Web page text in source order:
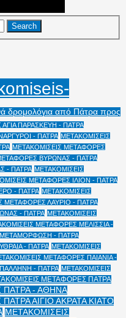
δρομολόγια από Πάτρα προς
ΠΑΡΑΣΚΕΥΗ - ΠΑΤΡΑ
- ΠΑΤΡΑ ΜΕΤΑΚΟΜΙΣΕΙΣ
ΜΕΤΑΚΟΜΙΣΕΙΣ ΜΕΤΑΦΟΡΕΣ
ΒΥΡΩΝΑΣ - ΠΑΤΡΑ
- ΠΑΤΡΑ ΜΕΤΑΚΟΜΙΣΕΙΣ
ΜΕΤΑΦΟΡΕΣ ΙΛΙΟΝ - ΠΑΤΡΑ
- ΠΑΤΡΑ ΜΕΤΑΚΟΜΙΣΕΙΣ
ΜΕΤΑΦΟΡΕΣ ΛΑΥΡΙΟ - ΠΑΤΡΑ
- ΠΑΤΡΑ ΜΕΤΑΚΟΜΙΣΕΙΣ
ΜΕΤΑΦΟΡΕΣ ΜΕΛΙΣΣΙΑ -
- ΠΑΤΡΑ
- ΠΑΤΡΑ ΜΕΤΑΚΟΜΙΣΕΙΣ
ΜΕΤΑΦΟΡΕΣ ΠΑΙΑΝΙΑ -
- ΠΑΤΡΑ ΜΕΤΑΚΟΜΙΣΕΙΣ
ΜΕΤΑΦΟΡΕΣ ΠΑΤΡΑ
ΠΑΤΡΑ - ΑΘΗΝΑ
ΑΙΓΙΟ ΑΚΡΑΤΑ ΚΙΑΤΟ
ΜΕΤΑΚΟΜΙΣΕΙΣ